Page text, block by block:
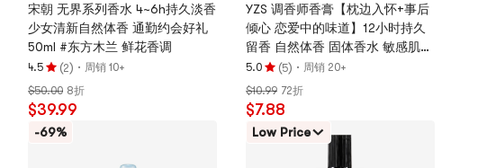
宋朝 无界系列香水 4~6h持久淡香
少女清新自然体香 通勤约会好礼
50ml #东方木兰 鲜花香调
4.5
评
分
4.5
颗
(2) · 周销 10+
$50.00 8折
$39.99
YZS 调香师香膏【枕边入怀+事后
倾心 恋爱中的味道】12小时持久
留香 自然体香 固体香水 敏感肌可
用玫瑰 约会小心机香水 让男朋友
上头的味道 伪体香香水 适合睡觉
时用的淡香
5.0
评
分
5.0
颗
(5) · 周销 20+
$10.99 72折
$7.88
-69% Low Price